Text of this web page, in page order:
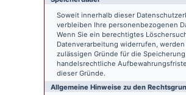
Soweit innerhalb dieser
verbleiben Ihre personenbezogenen
Wenn Sie ein berechtigtes
Datenverarbeitung widerrufen,
zulässigen Gründe für die
handelsrechtliche
dieser Gründe.
Allgemeine Hinweise zu den